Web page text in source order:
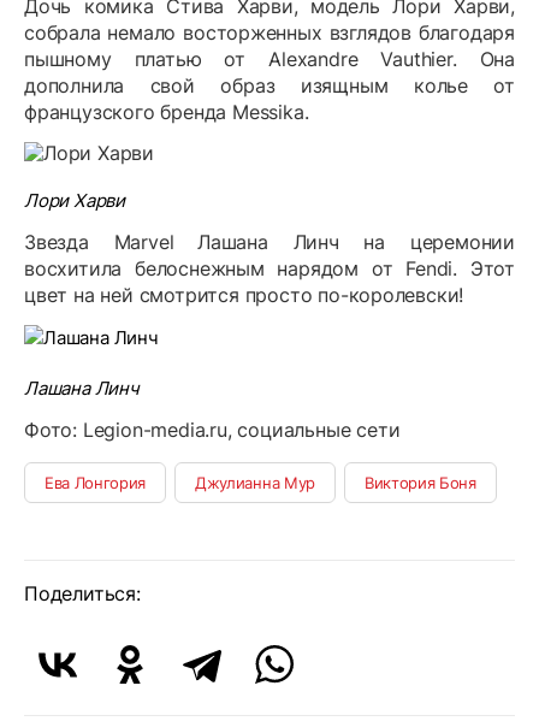
Дочь комика Стива Харви, модель Лори Харви,
собрала немало восторженных взглядов благодаря
пышному платью отAlexandre Vauthier. Она
дополнила свой образ изящным колье от
французского бренда Messika.
Лори Харви
Звезда Marvel
Лашана Линч на церемонии
восхитила белоснежным нарядом от Fendi. Этот
цвет на ней смотрится просто по-королевски!
Лашана Линч
Фото: Legion-media.ru, социальные сети
Ева Лонгория Джулианна Мур Виктория Боня
Поделиться: